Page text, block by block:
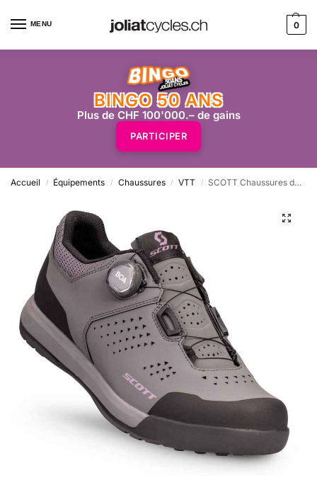
MENU 0
BINGO 50 ANS
Plus de CHF 100'000.– de gains
PARTICIPER
Accueil / Équipements / Chaussures / VTT / SCOTT Chaussures dame VTT Shr-alp Boa Clip – grey/black